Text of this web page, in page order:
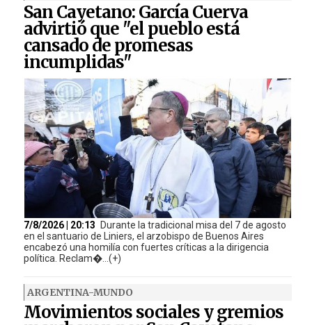
San Cayetano: García Cuerva
advirtió que "el pueblo está
cansado de promesas
incumplidas"
7/8/2026 | 20:13
Durante la tradicional misa del 7 de agosto
en el santuario de Liniers, el arzobispo de Buenos Aires
encabezó una homilía con fuertes críticas a la dirigencia
política. Reclam�...(+)
ARGENTINA-MUNDO
Movimientos sociales y gremios